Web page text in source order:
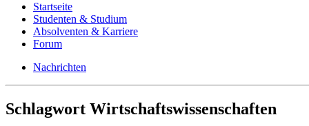
Startseite
Studenten & Studium
Absolventen & Karriere
Forum
Nachrichten
Schlagwort Wirtschaftswissenschaften